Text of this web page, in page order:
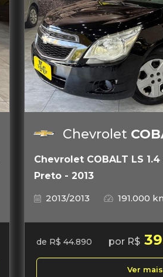
Chevrolet
Chevrolet COBALT LS
Preto - 2013
2013/2013
191.000
de R$ 44.890 por R$
Ver mais